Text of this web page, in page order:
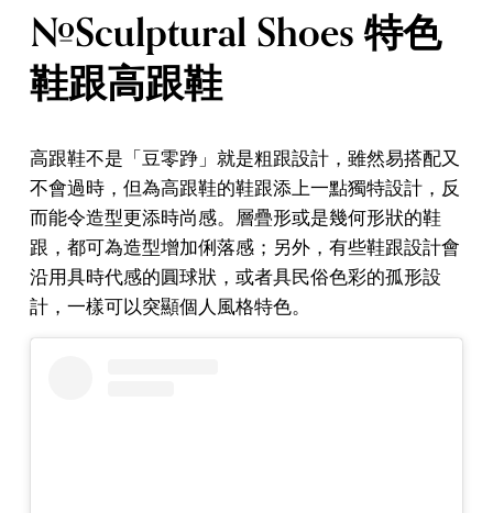
#Sculptural Shoes 特色
鞋跟高跟鞋
高跟鞋不是「豆零踭」就是粗跟設計，雖然易搭配又
不會過時，但為高跟鞋的鞋跟添上一點獨特設計，反
而能令造型更添時尚感。層疊形或是幾何形狀的鞋
跟，都可為造型增加俐落感；另外，有些鞋跟設計會
沿用具時代感的圓球狀，或者具民俗色彩的孤形設
計，一樣可以突顯個人風格特色。